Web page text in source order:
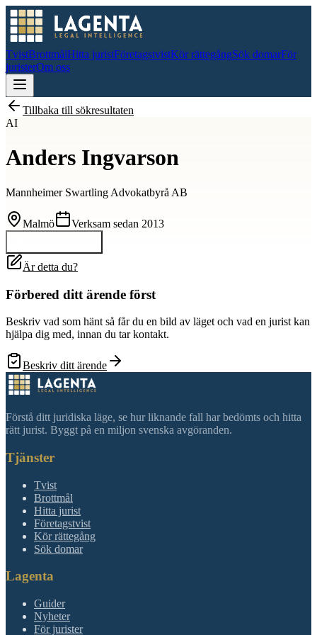
TvistBrottmålHitta juristFöretagstvistKör rättegångSök domarFör
juristerOm oss
Tillbaka till sökresultaten
AI
Anders Ingvarson
Mannheimer Swartling Advokatbyrå AB
Malmö Verksam sedan 2013
Är detta du?
Förbered ditt ärende först
Beskriv vad som hänt så får du en bild av läget och vad en jurist kan
hjälpa dig med, innan du tar kontakt.
Beskriv ditt ärende
Förstå ditt juridiska läge, se hur liknande fall har bedömts och hitta
rätt jurist. Byggt på en miljon svenska avgöranden.
Tjänster
Tvist
Brottmål
Hitta jurist
Företagstvist
Kör rättegång
Sök domar
Lagenta
Guider
Nyheter
För jurister